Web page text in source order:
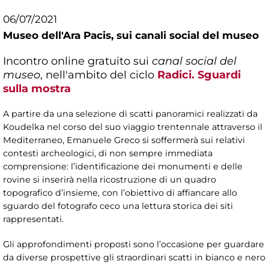
06/07/2021
Museo dell'Ara Pacis, sui canali social del museo
Incontro online gratuito sui canal social del
museo, nell'ambito del ciclo Radici. Sguardi
sulla mostra
A partire da una selezione di scatti panoramici realizzati da
Koudelka nel corso del suo viaggio trentennale attraverso il
Mediterraneo, Emanuele Greco si soffermerà sui relativi
contesti archeologici, di non sempre immediata
comprensione: l’identificazione dei monumenti e delle
rovine si inserirà nella ricostruzione di un quadro
topografico d’insieme, con l’obiettivo di affiancare allo
sguardo del fotografo ceco una lettura storica dei siti
rappresentati.
Gli approfondimenti proposti sono l’occasione per guardare
da diverse prospettive gli straordinari scatti in bianco e nero